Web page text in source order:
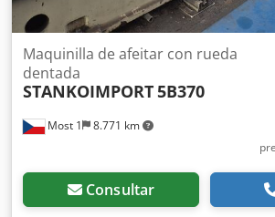
Most 1 8.771 km
Maquinilla de afeitar con rueda
dentada
STANKOIMPORT5B370
Consultar